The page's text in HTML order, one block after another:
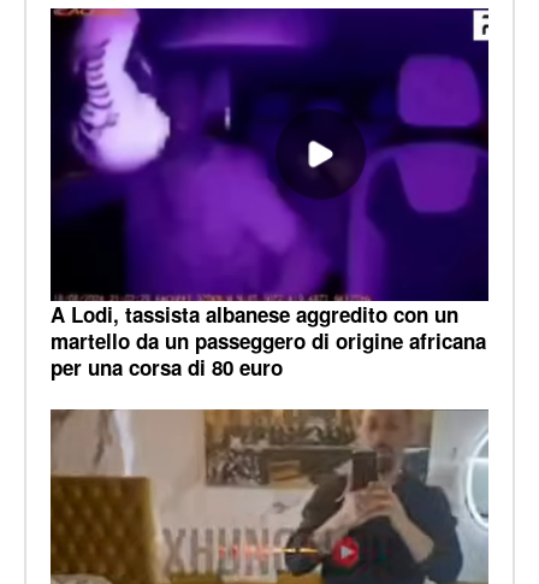
A Lodi, tassista albanese aggredito con un
martello da un passeggero di origine africana
per una corsa di 80 euro